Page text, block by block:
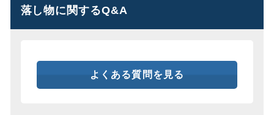
落し物に関するQ&A
よくある質問を見る